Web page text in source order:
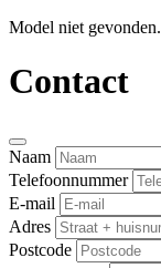
Model niet gevonden.
Contact
Naam
Telefoonnummer
E-mail
Adres
Postcode